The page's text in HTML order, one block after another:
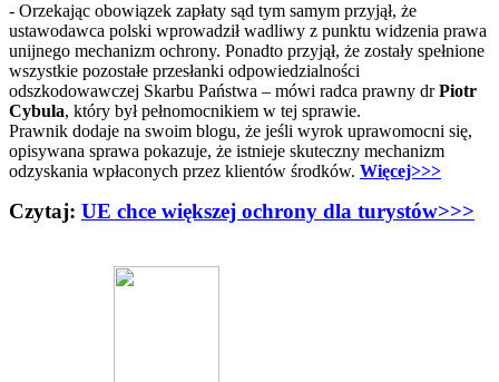
- Orzekając obowiązek zapłaty sąd tym samym przyjął, że
ustawodawca polski wprowadził wadliwy z punktu widzenia prawa
unijnego mechanizm ochrony. Ponadto przyjął, że zostały spełnione
wszystkie pozostałe przesłanki odpowiedzialności
odszkodowawczej Skarbu Państwa – mówi radca prawny drPiotr
Cybula, który był pełnomocnikiem w tej sprawie.
Prawnik dodaje na swoim blogu, że jeśli wyrok uprawomocni się,
opisywana sprawa pokazuje, że istnieje skuteczny mechanizm
odzyskania wpłaconych przez klientów środków. Więcej>>>
Czytaj: UE chce większej ochrony dla turystów>>>